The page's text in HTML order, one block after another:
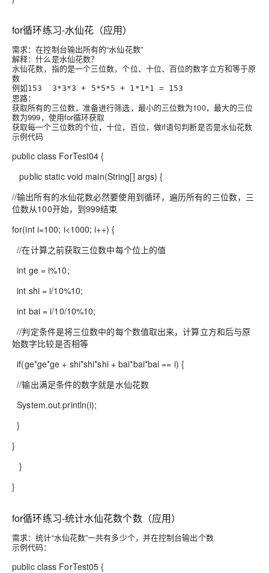
for循环练习-水仙花（应用）
需求：在控制台输出所有的“水仙花数”
解释：什么是水仙花数？
水仙花数，指的是一个三位数，个位、十位、百位的数字立方和等于原
数
例如153 3*3*3 + 5*5*5 + 1*1*1 = 153
思路：
获取所有的三位数，准备进行筛选，最小的三位数为100，最大的三位
数为999，使用for循环获取
获取每一个三位数的个位，十位，百位，做if语句判断是否是水仙花数
示例代码
public class ForTest04 {
public static void main(String[] args) {
//输出所有的水仙花数必然要使用到循环，遍历所有的三位数，三
位数从100开始，到999结束
for(int i=100; i<1000; i++) {
//在计算之前获取三位数中每个位上的值
int ge = i%10;
int shi = i/10%10;
int bai = i/10/10%10;
//判定条件是将三位数中的每个数值取出来，计算立方和后与原
始数字比较是否相等
if(ge*ge*ge + shi*shi*shi + bai*bai*bai == i) {
//输出满足条件的数字就是水仙花数
System.out.println(i);
}
}
}
}
for循环练习-统计水仙花数个数（应用）
需求：统计“水仙花数”一共有多少个，并在控制台输出个数
示例代码：
public class ForTest05 {